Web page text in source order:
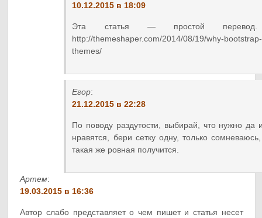
10.12.2015 в 18:09
Эта статья — простой
http://themeshaper.com/2014/08/19/why-
themes/
Егор:
21.12.2015 в 22:28
По поводу раздутости, выбирай, что нужно да
нравятся, бери сетку одну, только
такая же ровная получится.
Артем:
19.03.2015 в 16:36
Автор слабо представляет о чем пишет и статья несет